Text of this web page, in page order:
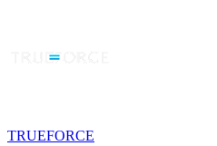
TRUEFORCE